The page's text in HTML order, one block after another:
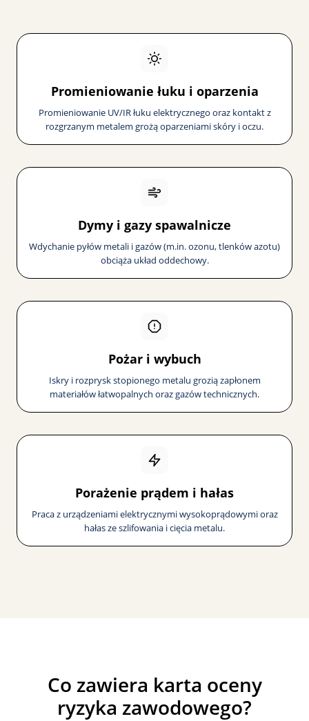
Promieniowanie łuku i oparzenia
Promieniowanie UV/IR łuku elektrycznego oraz kontakt z
rozgrzanym metalem grożą oparzeniami skóry i oczu.
Dymy i gazy spawalnicze
Wdychanie pyłów metali i gazów (m.in. ozonu, tlenków azotu)
obciąża układ oddechowy.
Pożar i wybuch
Iskry i rozprysk stopionego metalu grozią zapłonem
materiałów łatwopalnych oraz gazów technicznych.
Porażenie prądem i hałas
Praca z urządzeniami elektrycznymi wysokoprądowymi oraz
hałas ze szlifowania i cięcia metalu.
Co zawiera karta oceny
ryzyka zawodowego?